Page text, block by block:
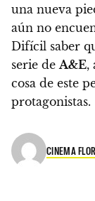
una nueva
aún no
Difícil saber
serie deA&E,
cosa de este
protagonistas.
CINEMA FLOR